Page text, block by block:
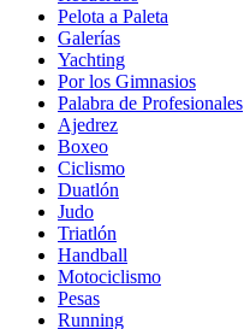
Pelota a Paleta
Galerías
Yachting
Por los Gimnasios
Palabra de Profesionales
Ajedrez
Boxeo
Ciclismo
Duatlón
Judo
Triatlón
Handball
Motociclismo
Pesas
Running